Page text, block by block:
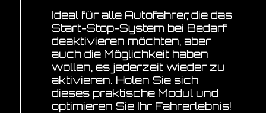
Ideal für alle Autofahrer, die das
Start-Stop-System bei Bedarf
deaktivieren möchten, aber
auch die Möglichkeit haben
wollen, es jederzeit wieder zu
aktivieren. Holen Sie sich
dieses praktische Modul und
optimieren Sie Ihr Fahrerlebnis!